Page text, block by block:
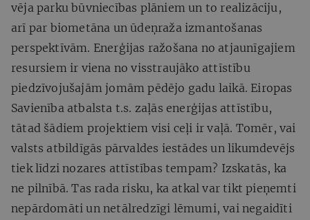
vēja parku būvniecības plāniem un to realizāciju,
arī par biometāna un ūdeņraža izmantošanas
perspektīvām. Enerģijas ražošana no atjaunīgajiem
resursiem ir viena no visstraujāko attīstību
piedzīvojušajām jomām pēdējo gadu laikā. Eiropas
Savienība atbalsta t.s. zaļās enerģijas attīstību,
tātad šādiem projektiem visi ceļi ir vaļā. Tomēr, vai
valsts atbildīgās pārvaldes iestādes un likumdevējs
tiek līdzi nozares attīstības tempam? Izskatās, ka
ne pilnībā. Tas rada risku, ka atkal var tikt pieņemti
nepārdomāti un netālredzīgi lēmumi, vai negaidīti